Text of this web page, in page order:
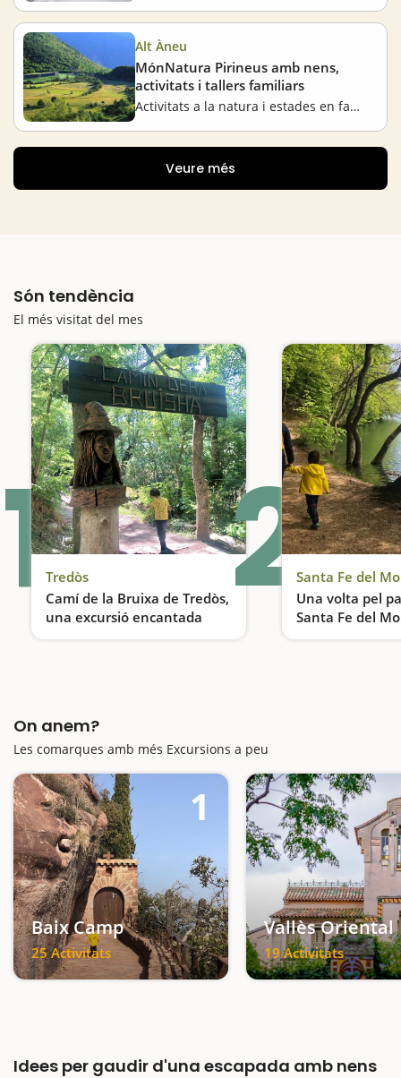
Alt Àneu
MónNatura Pirineus amb nens,
activitats i tallers familiars
Activitats a la natura i estades en família
Veure més
Són tendència
El més visitat del mes
1Tredòs
Camí de la Bruixa de Tredòs,
una excursió encantada
Una excursió ideal per fer amb nens
2Santa Fe del
Una volta pel
Santa Fe del
On anem?
Les comarques amb més Excursions a peu
1
Baix Camp
25 Activitats
Vallès Oriental
19 Activitats
Idees per gaudir d'una escapada amb nens